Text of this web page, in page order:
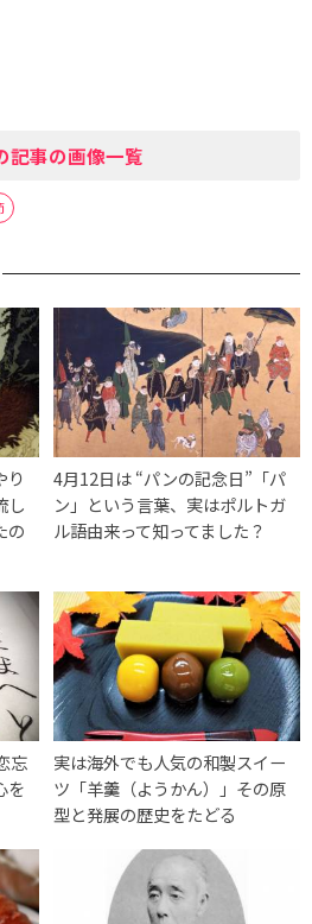
記事の画像一覧
り
し
の
4月12日は “パンの記念日”「パ
ン」という言葉、実はポルトガ
ル語由来って知ってました？
忘
を
実は海外でも人気の和製スイー
ツ「羊羹（ようかん）」その原
型と発展の歴史をたどる